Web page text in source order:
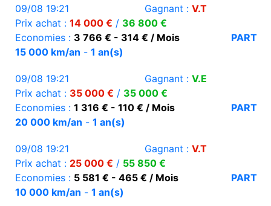
09/08 19:21 Gagnant : V.T
Prix achat : 14 000 € / 36 800 €
Economies : 3 766 € - 314 € / Mois
PART
15 000 km/an - 1 an(s)
09/08 19:21 Gagnant : V.E
Prix achat : 35 000 € / 35 000 €
Economies : 1 316 € - 110 € / Mois
PART
20 000 km/an - 1 an(s)
09/08 19:21 Gagnant : V.T
Prix achat : 25 000 € / 55 850 €
Economies : 5 581 € - 465 € / Mois
PART
10 000 km/an - 1 an(s)